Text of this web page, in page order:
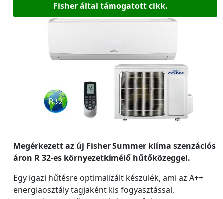
Fisher által támogatott cikk.
Megérkezett az új Fisher Summer klíma szenzációs
áron R 32-es környezetkímélő hűtőközeggel.
Egy igazi hűtésre optimalizált készülék, ami az A++
energiaosztály tagjaként kis fogyasztással,